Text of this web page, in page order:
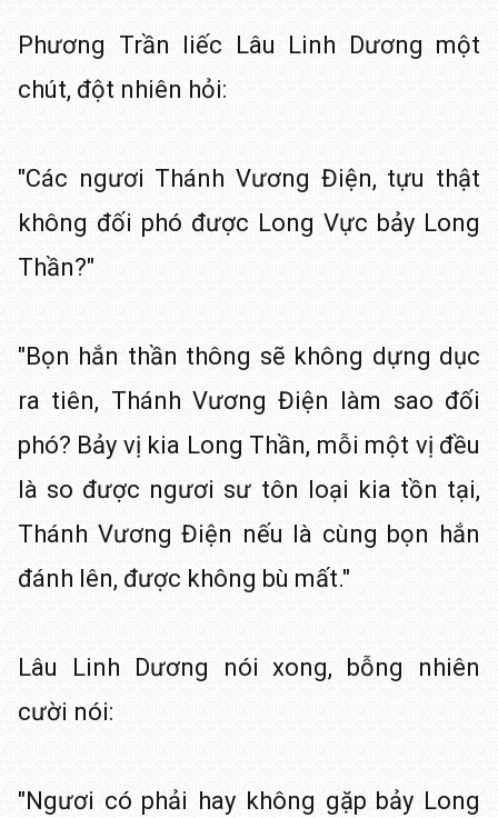
Phương Trần liếc Lâu Linh Dương một
chút, đột nhiên hỏi:
"Các ngươi Thánh Vương Điện, tựu thật
không đối phó được Long Vực bảy Long
Thần?"
"Bọn hắn thần thông sẽ không dựng dục
ra tiên, Thánh Vương Điện làm sao đối
phó? Bảy vị kia Long Thần, mỗi một vị đều
là so được ngươi sư tôn loại kia tồn tại,
Thánh Vương Điện nếu là cùng bọn hắn
đánh lên, được không bù mất."
Lâu Linh Dương nói xong, bỗng nhiên
cười nói:
"Ngươi có phải hay không gặp bảy Long